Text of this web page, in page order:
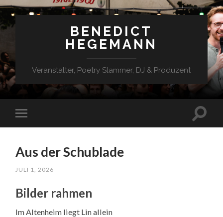
BENEDICT
HEGEMANN
Veranstalter, Poetry Slammer, DJ & Produzent
Aus der Schublade
JULI 1, 2026
Bilder rahmen
Im Altenheim liegt Lin allein